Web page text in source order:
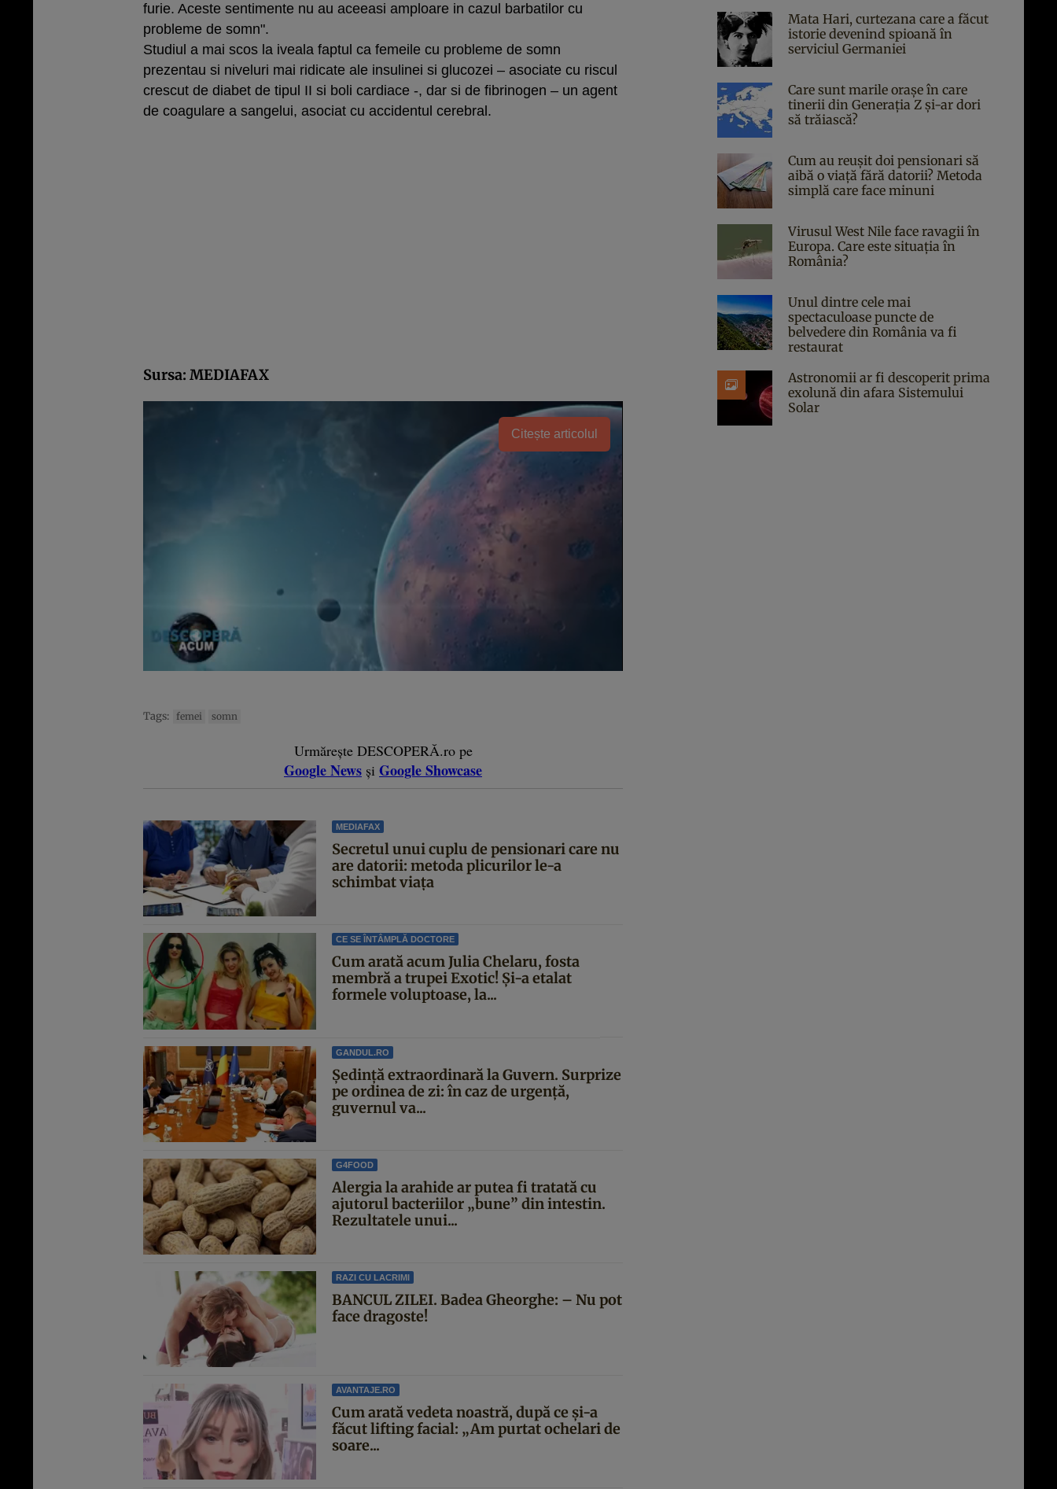
furie. Aceste sentimente nu au aceeasi amploare in cazul barbatilor cu
probleme de somn".
Studiul a mai scos la iveala faptul ca femeile cu probleme de somn
prezentau si niveluri mai ridicate ale insulinei si glucozei – asociate cu riscul
crescut de diabet de tipul II si boli cardiace -, dar si de fibrinogen – un agent
de coagulare a sangelui, asociat cu accidentul cerebral.
Sursa: MEDIAFAX
Citește articolul
Tags: femei somn
Urmărește DESCOPERĂ.ro pe
Google News și Google Showcase
MEDIAFAX
Secretul unui cuplu de pensionari care nu
are datorii: metoda plicurilor le-a
schimbat viața
CE SE ÎNTÂMPLĂ DOCTORE
Cum arată acum Julia Chelaru, fosta
membră a trupei Exotic! Și-a etalat
formele voluptoase, la...
GANDUL.RO
Şedinţă extraordinară la Guvern. Surprize
pe ordinea de zi: în caz de urgență,
guvernul va...
G4FOOD
Alergia la arahide ar putea fi tratată cu
ajutorul bacteriilor „bune” din intestin.
Rezultatele unui...
RAZI CU LACRIMI
BANCUL ZILEI. Badea Gheorghe: – Nu pot
face dragoste!
AVANTAJE.RO
Cum arată vedeta noastră, după ce și-a
făcut lifting facial: „Am purtat ochelari de
soare...
Mata Hari, curtezana care a făcut
istorie devenind spioană în
serviciul Germaniei
Care sunt marile orașe în care
tinerii din Generația Z și-ar dori
să trăiască?
Cum au reușit doi pensionari să
aibă o viață fără datorii? Metoda
simplă care face minuni
Virusul West Nile face ravagii în
Europa. Care este situația în
România?
Unul dintre cele mai
spectaculoase puncte de
belvedere din România va fi
restaurat
Astronomii ar fi descoperit prima
exolună din afara Sistemului
Solar